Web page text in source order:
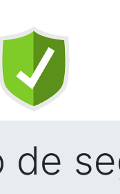
de